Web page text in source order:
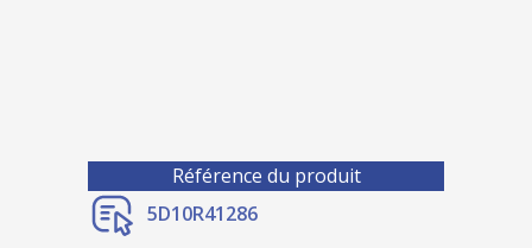
Référence du produit
5D10R41286